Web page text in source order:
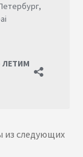
из следующих